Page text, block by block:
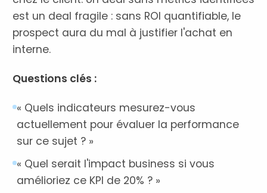
est un deal fragile : sans ROI quantifiable, le
prospect aura du mal à justifier l'achat en
interne.
Questions clés :
« Quels indicateurs mesurez-vous
actuellement pour évaluer la performance
sur ce sujet ? »
« Quel serait l'impact business si vous
amélioriez ce KPI de 20% ? »